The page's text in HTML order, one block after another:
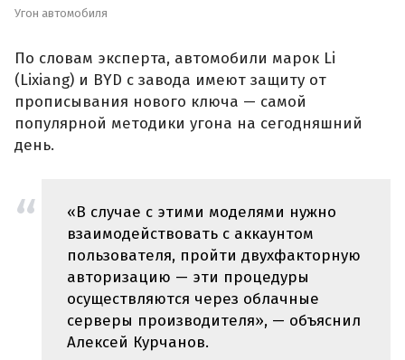
Угон автомобиля
По словам эксперта, автомобили марок Li
(Lixiang) и BYD с завода имеют защиту от
прописывания нового ключа — самой
популярной методики угона на сегодняшний
день.
«В случае с этими моделями нужно
взаимодействовать с аккаунтом
пользователя, пройти двухфакторную
авторизацию — эти процедуры
осуществляются через облачные
серверы производителя», — объяснил
Алексей Курчанов.